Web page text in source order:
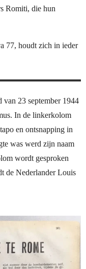
Romiti, die hun
77, houdt zich in ieder
23 september 1944
In de linkerkolom
en ontsnapping in
was werd zijn naam
wordt gesproken
de Nederlander Louis